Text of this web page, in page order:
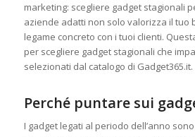
marketing: scegliere gadget stagionali
aziende adatti non solo valorizza il tuo
legame concreto con i tuoi clienti.
per scegliere gadget stagionali che
selezionati dal catalogo di Gadget365.it.
Perché puntare sui
I gadget legati al periodo dell’anno